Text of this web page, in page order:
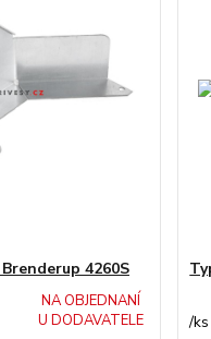
4260S
NA OBJEDNANÍ
U DODAVATELE
/ks